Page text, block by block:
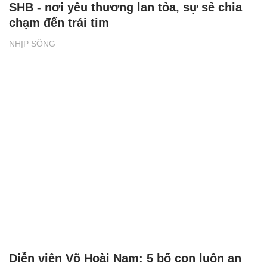
NHỊP SỐNG
SHB - nơi yêu thương lan tỏa, sự sẻ chia
chạm đến trái tim
Diễn viên Võ Hoài Nam: 5 bố con luôn an